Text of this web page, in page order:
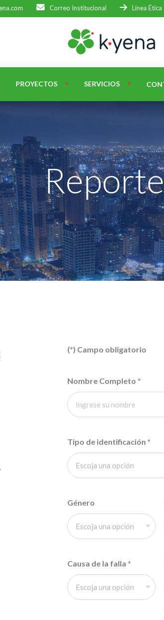
Correo Institucional Línea Ética
PROYECTOS SERVICIOS
(*) Campo obligatorio
Nombre Completo *
Tipo de identificación *
Género
Causa de la falla *